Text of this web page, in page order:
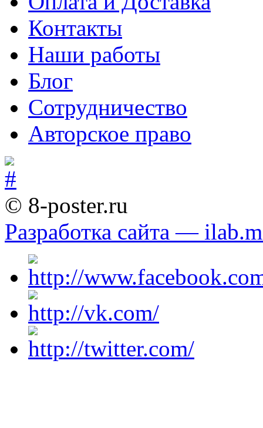
Контакты
Наши работы
Блог
Сотрудничество
Авторское право
© 8-poster.ru
Разработка сайта —